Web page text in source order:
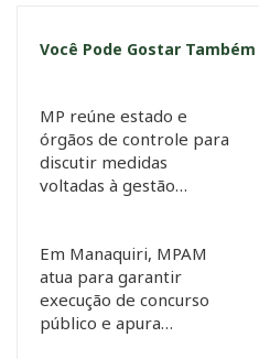
Você Pode Gostar Também
MP reúne estado e
órgãos de controle para
discutir medidas
voltadas à gestão…
Em Manaquiri, MPAM
atua para garantir
execução de concurso
público e apura…